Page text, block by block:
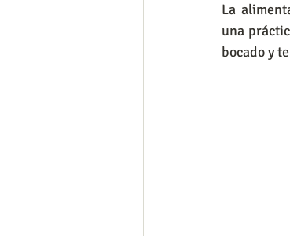
La
una
bocado y